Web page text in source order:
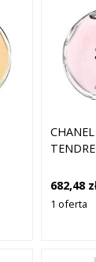
682,48
1 oferta